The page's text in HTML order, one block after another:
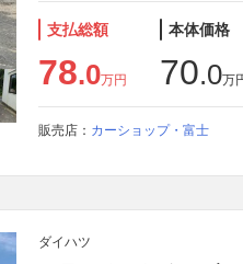
支払総額
78.0万円
本体価格
70.0万
販売店： カーショップ・富士
ダイハツ